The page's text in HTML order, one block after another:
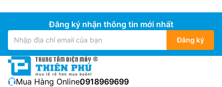
Đăng ký nhận thông tin mới nhất
Đăng ký
Mua Hàng Online:0918969699